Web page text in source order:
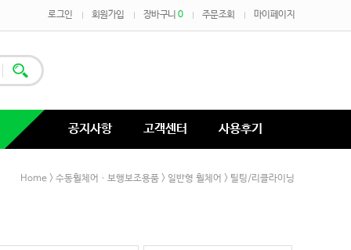
로그인 회원가입 장바구니 0 주문조회 마이페이지
공지사항 고객센터 사용후기
Home > 수동휠체어ㆍ보행보조용품 > 일반형 휠체어 > 틸팅/리클라이닝